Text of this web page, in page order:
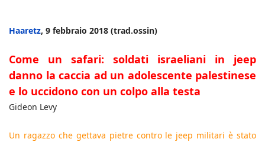
Haaretz, 9 febbraio 2018 (trad.ossin)
Come un safari: soldati israeliani in jeep
danno la caccia ad un adolescente palestinese
e lo uccidono con un colpo alla testa
Gideon Levy
Un ragazzo che gettava pietre contro le jeep militari è stato